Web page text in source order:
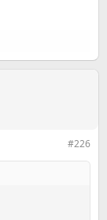
#226